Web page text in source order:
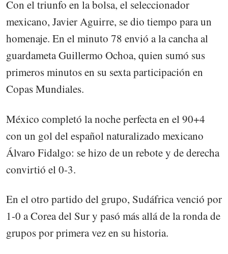
Con el triunfo en la bolsa, el seleccionador
mexicano, Javier Aguirre, se dio tiempo para un
homenaje. En el minuto 78 envió a la cancha al
guardameta Guillermo Ochoa, quien sumó sus
primeros minutos en su sexta participación en
Copas Mundiales.
México completó la noche perfecta en el 90+4
con un gol del español naturalizado mexicano
Álvaro Fidalgo: se hizo de un rebote y de derecha
convirtió el 0-3.
En el otro partido del grupo, Sudáfrica venció por
1-0 a Corea del Sur y pasó más allá de la ronda de
grupos por primera vez en su historia.